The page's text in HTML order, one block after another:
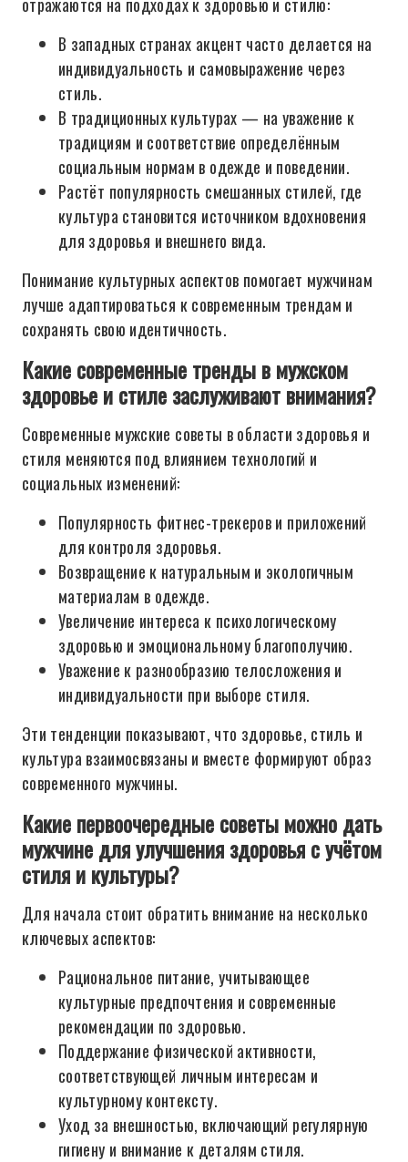
В западных странах акцент часто делается на
индивидуальность и самовыражение через
стиль.
В традиционных культурах — на уважение к
традициям и соответствие определённым
социальным нормам в одежде и поведении.
Растёт популярность смешанных стилей, где
культура становится источником вдохновения
для здоровья и внешнего вида.
Понимание культурных аспектов помогает мужчинам
лучше адаптироваться к современным трендам и
сохранять свою идентичность.
Какие современные тренды в мужском
здоровье и стиле заслуживают внимания?
Современные мужские советы в области здоровья и
стиля меняются под влиянием технологий и
социальных изменений:
Популярность фитнес-трекеров и приложений
для контроля здоровья.
Возвращение к натуральным и экологичным
материалам в одежде.
Увеличение интереса к психологическому
здоровью и эмоциональному благополучию.
Уважение к разнообразию телосложения и
индивидуальности при выборе стиля.
Эти тенденции показывают, что здоровье, стиль и
культура взаимосвязаны и вместе формируют образ
современного мужчины.
Какие первоочередные советы можно дать
мужчине для улучшения здоровья с учётом
стиля и культуры?
Для начала стоит обратить внимание на несколько
ключевых аспектов:
Рациональное питание, учитывающее
культурные предпочтения и современные
рекомендации по здоровью.
Поддержание физической активности,
соответствующей личным интересам и
культурному контексту.
Уход за внешностью, включающий регулярную
гигиену и внимание к деталям стиля.